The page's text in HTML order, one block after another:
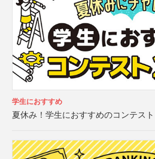
学生におすすめ
夏休み！学生におすすめのコンテス